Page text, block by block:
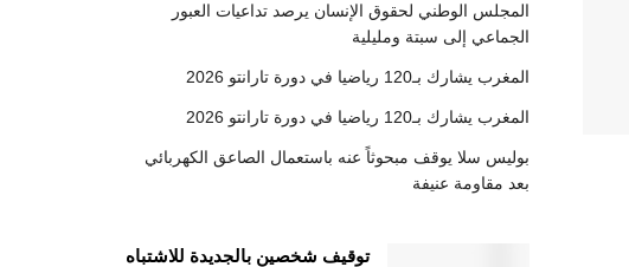
المجلس الوطني لحقوق الإنسان يرصد تداعيات العبور
الجماعي إلى سبتة ومليلية
المغرب يشارك بـ120 رياضيا في دورة تارانتو 2026
المغرب يشارك بـ120 رياضيا في دورة تارانتو 2026
بوليس سلا يوقف مبحوثاً عنه باستعمال الصاعق الكهربائي
بعد مقاومة عنيفة
توقيف شخصين بالجديدة للاشتباه